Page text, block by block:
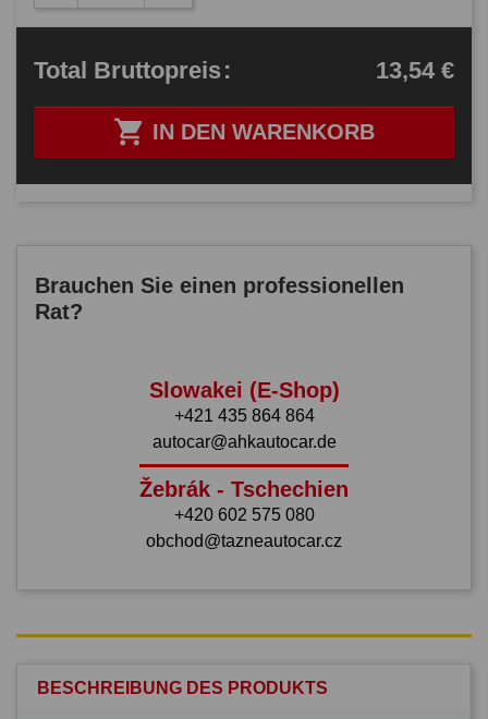
 IN DEN WARENKORB
Total Bruttopreis: 13,54 €
Brauchen Sie einen professionellen
Rat?
Slowakei (E-Shop)
+421 435 864 864
autocar@ahkautocar.de
Žebrák - Tschechien
+420 602 575 080
obchod@tazneautocar.cz
BESCHREIBUNG DES PRODUKTS